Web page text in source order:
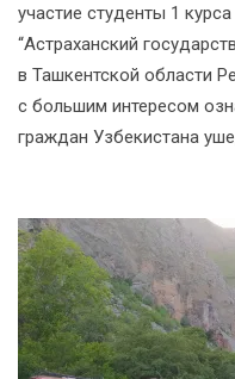
участие студенты 1
“Астраханский
в Ташкентской области
с большим интересом
граждан Узбекистана